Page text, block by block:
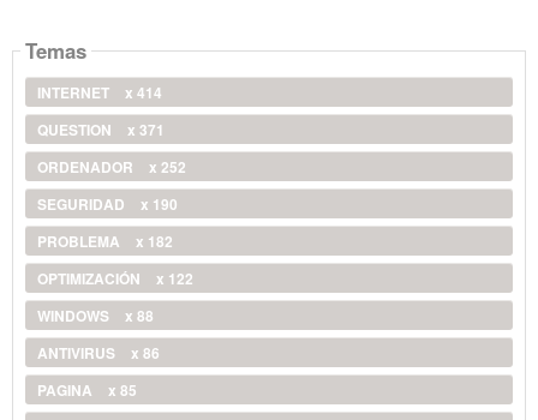
Temas
INTERNET
x 414
QUESTION
x 371
ORDENADOR
x 252
SEGURIDAD
x 190
PROBLEMA
x 182
OPTIMIZACIÓN
x 122
WINDOWS
x 88
ANTIVIRUS
x 86
PAGINA
x 85